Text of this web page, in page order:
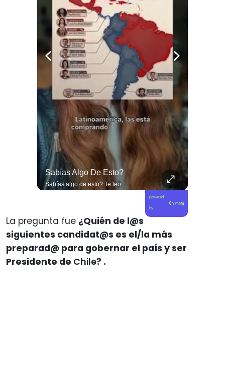
Sabías Algo De Esto?
Sabías algo de esto? Te leo.
powered
by
La pregunta fue ¿Quién de l@s
siguientes candidat@s es el/la más
preparad@ para gobernar el país y ser
Presidente de Chile? .